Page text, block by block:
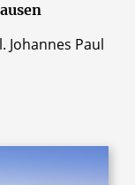
Johannes Paul